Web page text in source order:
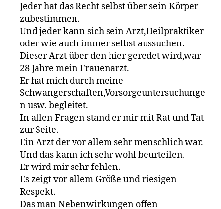
Jeder hat das Recht selbst über sein Körper
zubestimmen.
Und jeder kann sich sein Arzt,Heilpraktiker
oder wie auch immer selbst aussuchen.
Dieser Arzt über den hier geredet wird,war
28 Jahre mein Frauenarzt.
Er hat mich durch meine
Schwangerschaften,Vorsorgeuntersuchunge
n usw. begleitet.
In allen Fragen stand er mir mit Rat und Tat
zur Seite.
Ein Arzt der vor allem sehr menschlich war.
Und das kann ich sehr wohl beurteilen.
Er wird mir sehr fehlen.
Es zeigt vor allem Größe und riesigen
Respekt.
Das man Nebenwirkungen offen